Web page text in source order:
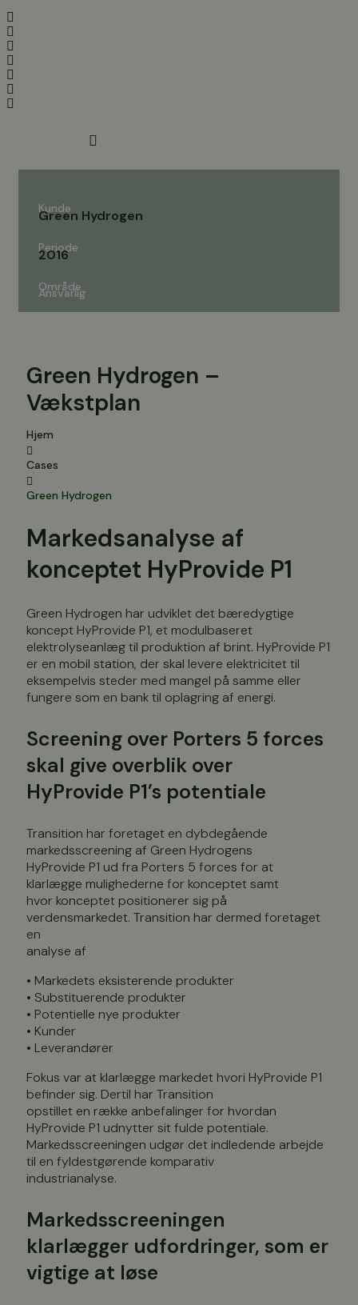
Videre
til
indhold
Kunde
Green Hydrogen
Periode
2016
Område
Ansvarlig
Green Hydrogen –
Vækstplan
Hjem
Cases
Green Hydrogen
Markedsanalyse af
konceptet HyProvide P1
Green Hydrogen har udviklet det bæredygtige
koncept HyProvide P1, et modulbaseret
elektrolyseanlæg til produktion af brint. HyProvide P1
er en mobil station, der skal levere elektricitet til
eksempelvis steder med mangel på samme eller
fungere som en bank til oplagring af energi.
Screening over Porters 5 forces
skal give overblik over
HyProvide P1’s potentiale
Transition har foretaget en dybdegående
markedsscreening af Green Hydrogens
HyProvide P1 ud fra Porters 5 forces for at
klarlægge mulighederne for konceptet samt
hvor konceptet positionerer sig på
verdensmarkedet. Transition har dermed foretaget
en
analyse af
• Markedets eksisterende produkter
• Substituerende produkter
• Potentielle nye produkter
• Kunder
• Leverandører
Fokus var at klarlægge markedet hvori HyProvide P1
befinder sig. Dertil har Transition
opstillet en række anbefalinger for hvordan
HyProvide P1 udnytter sit fulde potentiale.
Markedsscreeningen udgør det indledende arbejde
til en fyldestgørende komparativ
industrianalyse.
Markedsscreeningen
klarlægger udfordringer, som er
vigtige at løse